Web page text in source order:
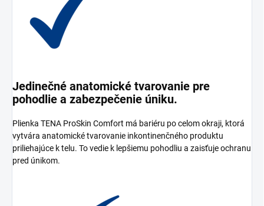
Jedinečné anatomické tvarovanie pre
pohodlie a zabezpečenie úniku.
Plienka TENA ProSkin Comfort má bariéru po celom okraji, ktorá
vytvára anatomické tvarovanie inkontinenčného produktu
priliehajúce k telu. To vedie k lepšiemu pohodliu a zaisťuje ochranu
pred únikom.